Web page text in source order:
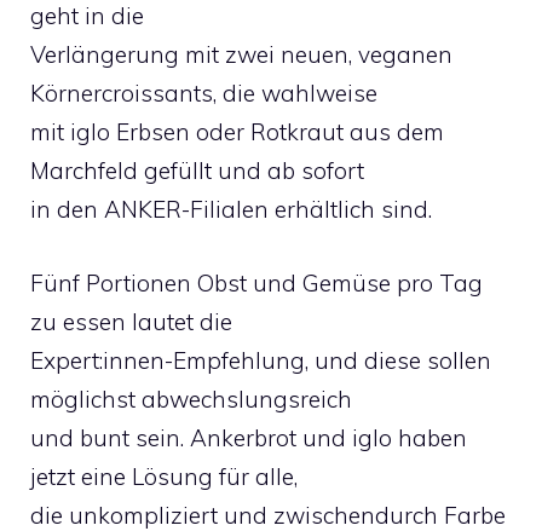
geht in die
Verlängerung mit zwei neuen, veganen
Körnercroissants, die wahlweise
mit iglo Erbsen oder Rotkraut aus dem
Marchfeld gefüllt und ab sofort
in den ANKER-Filialen erhältlich sind.
Fünf Portionen Obst und Gemüse pro Tag
zu essen lautet die
Expert:innen-Empfehlung, und diese sollen
möglichst abwechslungsreich
und bunt sein. Ankerbrot und iglo haben
jetzt eine Lösung für alle,
die unkompliziert und zwischendurch Farbe